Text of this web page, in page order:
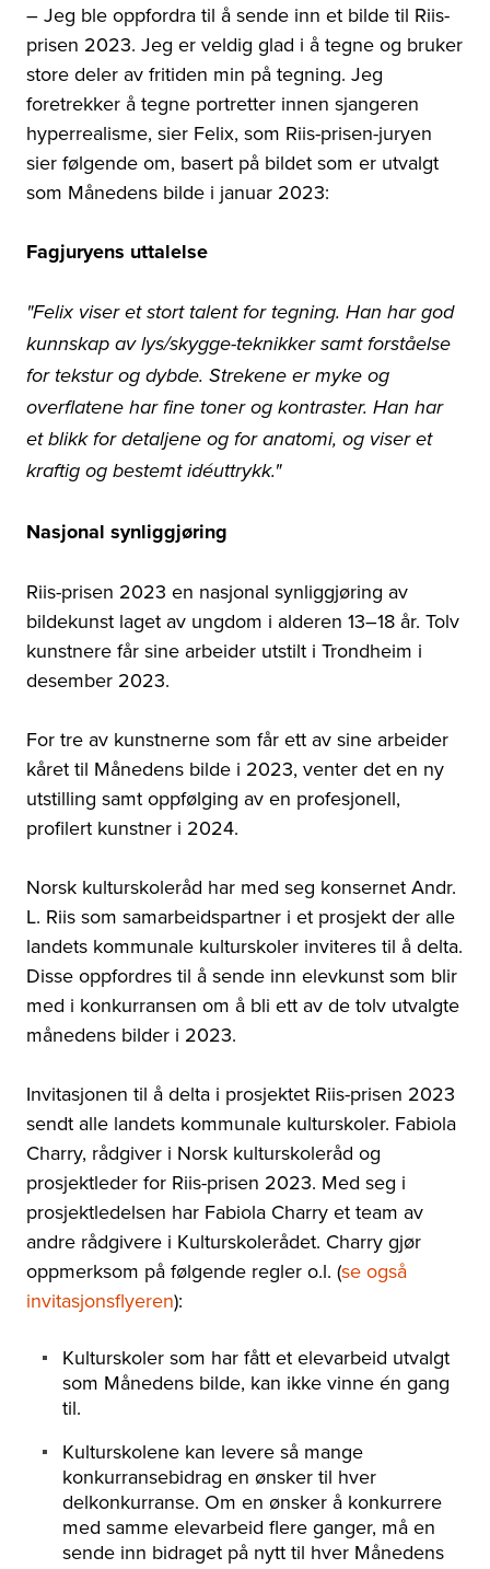
– Jeg ble oppfordra til å sende inn et bilde til Riis-
prisen 2023. Jeg er veldig glad i å tegne og bruker
store deler av fritiden min på tegning. Jeg
foretrekker å tegne portretter innen sjangeren
hyperrealisme, sier Felix, som Riis-prisen-juryen
sier følgende om, basert på bildet som er utvalgt
som Månedens bilde i januar 2023:
Fagjuryens uttalelse
"Felix viser et stort talent for tegning. Han har god
kunnskap av lys/skygge-teknikker samt forståelse
for tekstur og dybde. Strekene er myke og
overflatene har fine toner og kontraster. Han har
et blikk for detaljene og for anatomi, og viser et
kraftig og bestemt idéuttrykk."
Nasjonal synliggjøring
Riis-prisen 2023 en nasjonal synliggjøring av
bildekunst laget av ungdom i alderen 13–18 år. Tolv
kunstnere får sine arbeider utstilt i Trondheim i
desember 2023.
For tre av kunstnerne som får ett av sine arbeider
kåret til Månedens bilde i 2023, venter det en ny
utstilling samt oppfølging av en profesjonell,
profilert kunstner i 2024.
Norsk kulturskoleråd har med seg konsernet Andr.
L. Riis som samarbeidspartner i et prosjekt der alle
landets kommunale kulturskoler inviteres til å delta.
Disse oppfordres til å sende inn elevkunst som blir
med i konkurransen om å bli ett av de tolv utvalgte
månedens bilder i 2023.
Invitasjonen til å delta i prosjektet Riis-prisen 2023
sendt alle landets kommunale kulturskoler. Fabiola
Charry, rådgiver i Norsk kulturskoleråd og
prosjektleder for Riis-prisen 2023. Med seg i
prosjektledelsen har Fabiola Charry et team av
andre rådgivere i Kulturskolerådet. Charry gjør
oppmerksom på følgende regler o.l. (se også
invitasjonsflyeren):
Kulturskoler som har fått et elevarbeid utvalgt
som Månedens bilde, kan ikke vinne én gang
til.
Kulturskolene kan levere så mange
konkurransebidrag en ønsker til hver
delkonkurranse. Om en ønsker å konkurrere
med samme elevarbeid flere ganger, må en
sende inn bidraget på nytt til hver Månedens